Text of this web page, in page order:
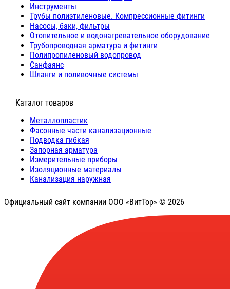
Инструменты
Трубы полиэтиленовые. Компрессионные фитинги
Насосы, баки, фильтры
Отопительное и водонагревательное оборудование
Трубопроводная арматура и фитинги
Полипропиленовый водопровод
Санфаянс
Шланги и поливочные системы
⠀Каталог товаров
Металлопластик
Фасонные части канализационные
Подводка гибкая
Запорная арматура
Измерительные приборы
Изоляционные материалы
Канализация наружная
Официальный сайт компании ООО «ВитТор» © 2026